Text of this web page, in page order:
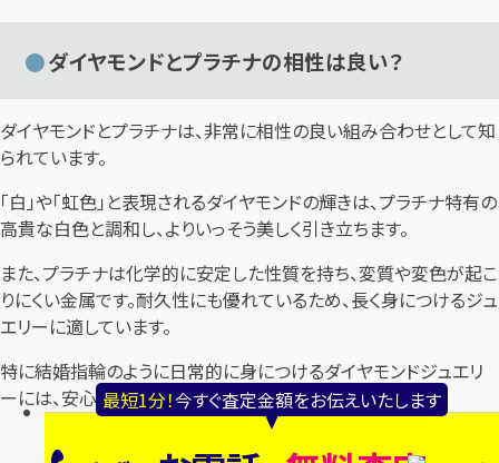
最短1分！今すぐ査定金額をお伝えいたします
ダイヤモンドとプラチナの相性は良い？
ダイヤモンドとプラチナは、非常に相性の良い組み合わせとして知
られています。
「白」や「虹色」と表現されるダイヤモンドの輝きは、プラチナ特有の
高貴な白色と調和し、よりいっそう美しく引き立ちます。
また、プラチナは化学的に安定した性質を持ち、変質や変色が起こ
りにくい金属です。耐久性にも優れているため、長く身につけるジュ
エリーに適しています。
特に結婚指輪のように日常的に身につけるダイヤモンドジュエリ
ーには、安心感のある素材といえるでしょう。